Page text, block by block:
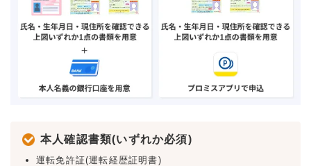
本人確認書類(いずれか必須)
運転免許証(運転経歴証明書)